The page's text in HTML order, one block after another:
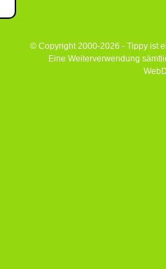
© Copyright 2000-2026 - Tippy ist
Eine Weiterverwendung